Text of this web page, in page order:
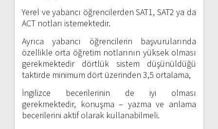
Yerel ve yabancı öğrencilerden SAT1, SAT2 ya da
ACT notları istemektedir.
Ayrıca yabancı öğrencilerin başvurularında
özellikle orta öğretim notlarının yüksek olması
gerekmektedir dörtlük sistem düşünüldüğü
taktirde minimum dört üzerinden 3,5 ortalama,
İngilizce becerilerinin de iyi olması
gerekmektedir, konuşma – yazma ve anlama
becerilerini aktif olarak kullanabilmeli.